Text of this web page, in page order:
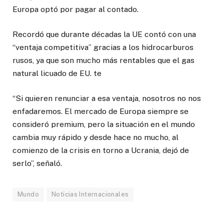
Europa optó por pagar al contado.
Recordó que durante décadas la UE contó con una
“ventaja competitiva” gracias a los hidrocarburos
rusos, ya que son mucho más rentables que el gas
natural licuado de EU. te
“Si quieren renunciar a esa ventaja, nosotros no nos
enfadaremos. El mercado de Europa siempre se
consideró premium, pero la situación en el mundo
cambia muy rápido y desde hace no mucho, al
comienzo de la crisis en torno a Ucrania, dejó de
serlo”, señaló.
Mundo Noticias Internacionales